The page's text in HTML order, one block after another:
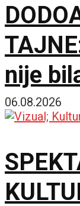
nije
je
06.08.2026